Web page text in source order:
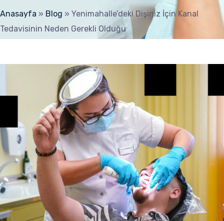
Anasayfa » Blog » Yenimahalle’deki Dişiniz İçin Kanal
Tedavisinin Neden Gerekli Olduğu